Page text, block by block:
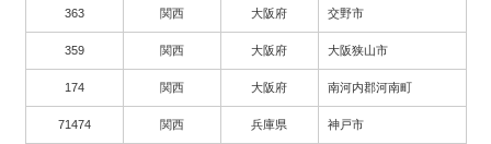
363 関西 大阪府 交野市
359 関西 大阪府 大阪狭山市
174 関西 大阪府 南河内郡河南町
71474 関西 兵庫県 神戸市